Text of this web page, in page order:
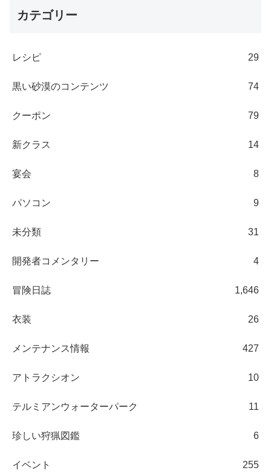
カテゴリー
レシピ 29
黒い砂漠のコンテンツ 74
クーポン 79
新クラス 14
宴会 8
パソコン 9
未分類 31
開発者コメンタリー 4
冒険日誌 1,646
衣装 26
メンテナンス情報 427
アトラクシオン 10
テルミアンウォーターパーク 11
珍しい狩猟図鑑 6
イベント 255